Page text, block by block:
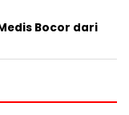
Bocor dari